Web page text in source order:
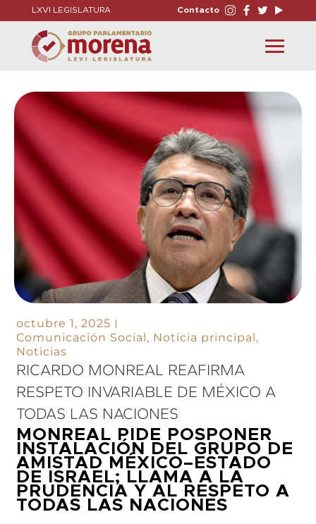
LXVI LEGISLATURA Contacto
Toggle
navigation
octubre 1, 2025
Comunicación Social, Noticia principal,
Noticias
RICARDO MONREAL REAFIRMA
RESPETO INVARIABLE DE MÉXICO A
TODAS LAS NACIONES
MONREAL PIDE POSPONER
INSTALACIÓN DEL GRUPO DE
AMISTAD MÉXICO–ESTADO
DE ISRAEL; LLAMA A LA
PRUDENCIA Y AL RESPETO A
TODAS LAS NACIONES